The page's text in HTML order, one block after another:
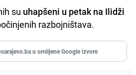
su uhapšeni u petak na Ilidži
razbojništava.
u omiljene Google izvore